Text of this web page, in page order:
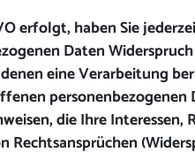
erfolgt, haben Sie
Daten
eine Verarbeitung
die Ihre Interessen,